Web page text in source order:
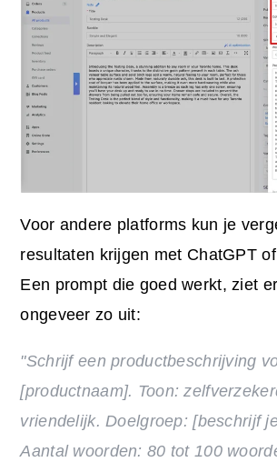
Voor andere platforms kun je
resultaten krijgen met ChatGPT
Een prompt die goed werkt, ziet er
ongeveer zo uit:
"Schrijf een productbeschrijving
[productnaam]. Toon:
vriendelijk. Doelgroep: [beschrijf
Aantal woorden: 80 tot 100